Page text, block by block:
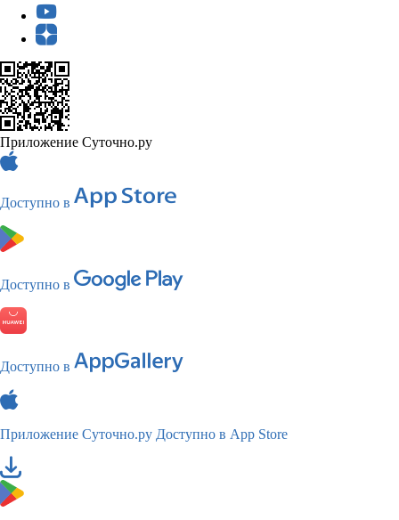
Приложение Суточно.ру
Доступно в
Доступно в
Доступно в
Приложение Суточно.ру Доступно в App Store